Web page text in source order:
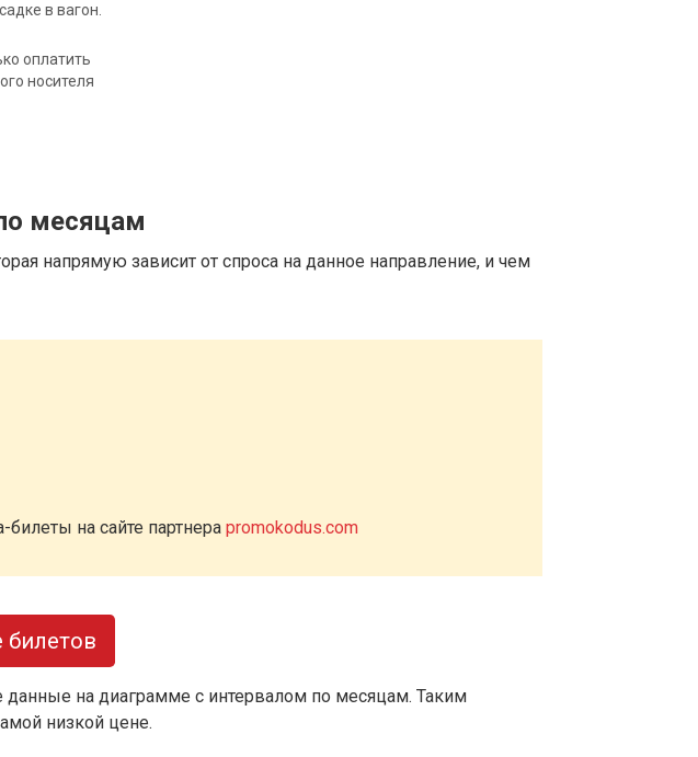
в вагон.
оплатить
носителя
месяцам
напрямую зависит от спроса на данное направление, и чем
на сайте партнера promokodus.com
билетов
на диаграмме с интервалом по месяцам. Таким
низкой цене.